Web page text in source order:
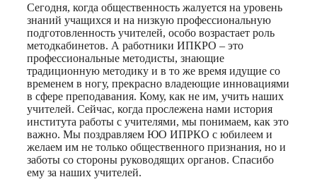
Сегодня, когда общественность жалуется на уровень
знаний учащихся и на низкую профессиональную
подготовленность учителей, особо возрастает роль
методкабинетов. А работники ИПКРО – это
профессиональные методисты, знающие
традиционную методику и в то же время идущие со
временем в ногу, прекрасно владеющие инновациями
в сфере преподавания. Кому, как не им, учить наших
учителей. Сейчас, когда прослежена нами история
института работы с учителями, мы понимаем, как это
важно. Мы поздравляем ЮО ИПРКО с юбилеем и
желаем им не только общественного признания, но и
заботы со стороны руководящих органов. Спасибо
ему за наших учителей.